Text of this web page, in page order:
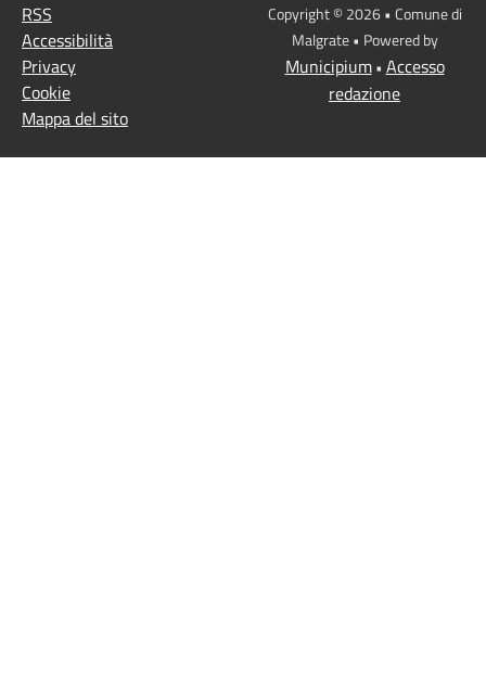
RSS
Accessibilità
Privacy
Cookie
Mappa del sito
Copyright © 2026 • Comune di
Malgrate • Powered by
Municipium• Accesso
redazione